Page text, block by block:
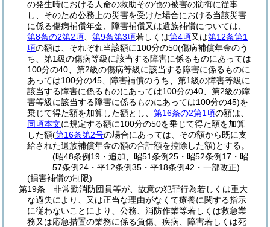
の発生時における人命の救助その他の被害の防御に従事
し、そのため公務上の災害を受けた場合における当該災害
に係る傷病補償年金、障害補償又は遺族補償については、
第8条の2第2項
第9条第3項若しくは第4項又は第12条第1
項の額は、それぞれ当該額に100分の50(傷病補償年金のう
ち、第1級の傷病等級に該当する障害に係るものにあっては
100分の40、第2級の傷病等級に該当する障害に係るものに
あっては100分の45、障害補償のうち、第1級の障害等級に
該当する障害に係るものにあっては100分の40、第2級の障
害等級に該当する障害に係るものにあっては100分の45)を
乗じて得た額を加算した額とし、 第16条の2第1項の額は、
同項本文に規定する額に100分の50を乗じて得た額を加算
した額(第16条第2号の場合にあっては、その額から既に支
給された遺族補償年金の額の合計額を控除した額)とする。
(昭48条例19・追加、昭51条例25・昭52条例17・昭
57条例24・平12条例35・平18条例42・一部改正)
(損害補償の制限)
第19条
非常勤消防団員等が、故意の犯罪行為若しくは重大
な過失により、又は正当な理由がなくて療養に関する指示
に従わないことにより、公務、消防作業等若しくは救急業
務又は応急措置の業務に係る負傷、疾病、障害若しくは死